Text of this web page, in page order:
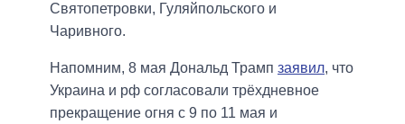
Святопетровки, Гуляйпольского и
Чаривного.
Напомним, 8 мая Дональд Трамп заявил, что
Украина и рф согласовали трёхдневное
прекращение огня с 9 по 11 мая и